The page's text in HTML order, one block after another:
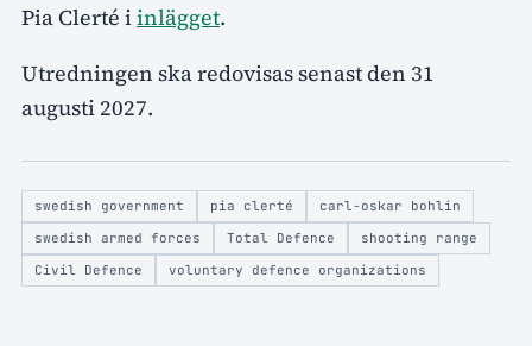
Pia Clerté iinlägget.
Utredningen ska redovisas senast den 31
augusti 2027.
swedish government pia clerté
carl-oskar bohlin
swedish armed forces
Total Defence
shooting range
Civil Defence
voluntary defence organizations